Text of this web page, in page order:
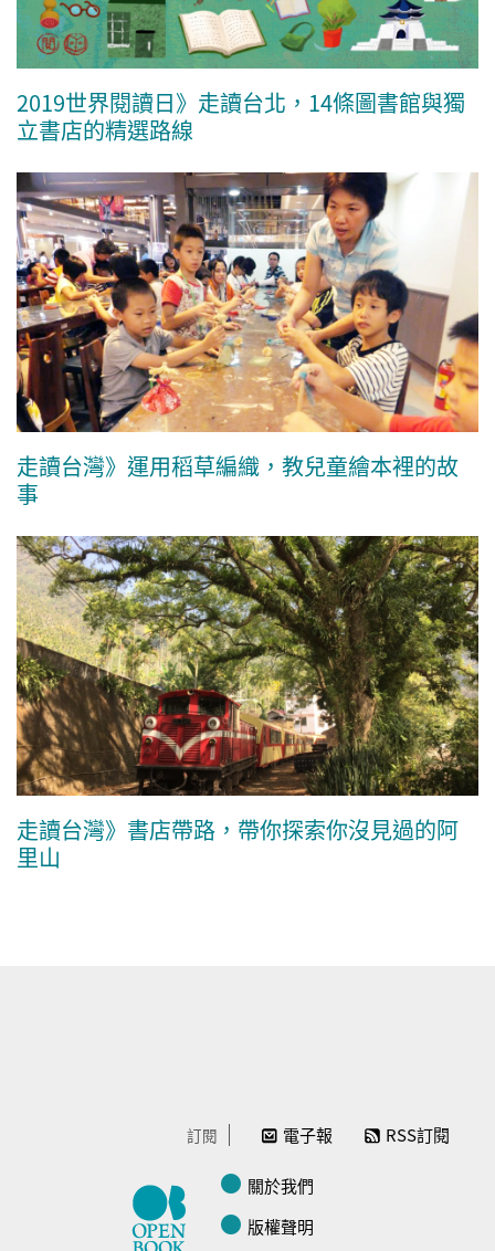
2019世界閱讀日》走讀台北，14條圖書館與獨
立書店的精選路線
走讀台灣》運用稻草編織，教兒童繪本裡的故
事
走讀台灣》書店帶路，帶你探索你沒見過的阿
里山
訂閱 電子報 RSS訂閱
關於我們
版權聲明